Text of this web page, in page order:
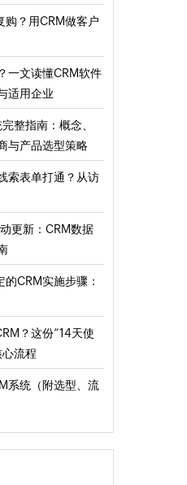
购？用CRM做客户
一文读懂CRM软件
适用企业
整指南：概念、
与产品选型策略
索表单打通？从访
更新：CRM数据
CRM实施步骤：
？这份“14天使
流程
系统（附选型、流